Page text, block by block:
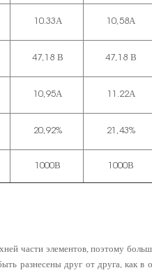
10.33А 10,58А
47,18 В 47,18 В
10,95А 11.22А
20,92% 21,43%
1000В 1000В
части элементов, поэтому
разнесены друг от друга, как